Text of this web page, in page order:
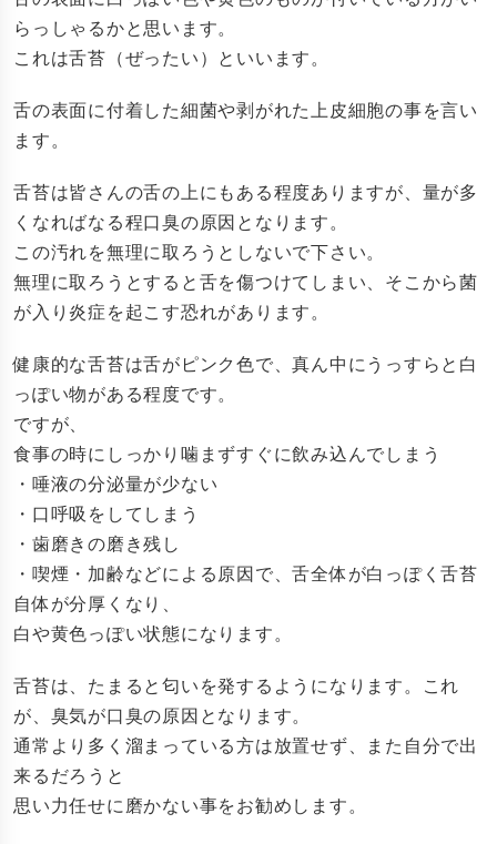
らっしゃるかと思います。
これは舌苔（ぜったい）といいます。
舌の表面に付着した細菌や剥がれた上皮細胞の事を言い
ます。
舌苔は皆さんの舌の上にもある程度ありますが、量が多
くなればなる程口臭の原因となります。
この汚れを無理に取ろうとしないで下さい。
無理に取ろうとすると舌を傷つけてしまい、そこから菌
が入り炎症を起こす恐れがあります。
健康的な舌苔は舌がピンク色で、真ん中にうっすらと白
っぽい物がある程度です。
ですが、
食事の時にしっかり噛まずすぐに飲み込んでしまう
・唾液の分泌量が少ない
・口呼吸をしてしまう
・歯磨きの磨き残し
・喫煙・加齢などによる原因で、舌全体が白っぽく舌苔
自体が分厚くなり、
白や黄色っぽい状態になります。
舌苔は、たまると匂いを発するようになります。これ
が、臭気が口臭の原因となります。
通常より多く溜まっている方は放置せず、また自分で出
来るだろうと
思い力任せに磨かない事をお勧めします。